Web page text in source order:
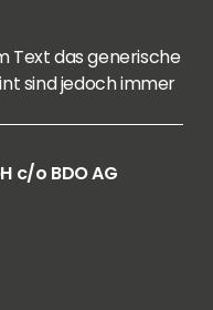
Text das generische
sind jedoch immer
c/o BDO AG